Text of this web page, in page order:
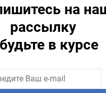
на
рассылку
в курсе